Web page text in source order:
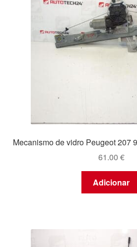
Mecanismo de vidro Peugeot 207
61.00 €
Adicionar